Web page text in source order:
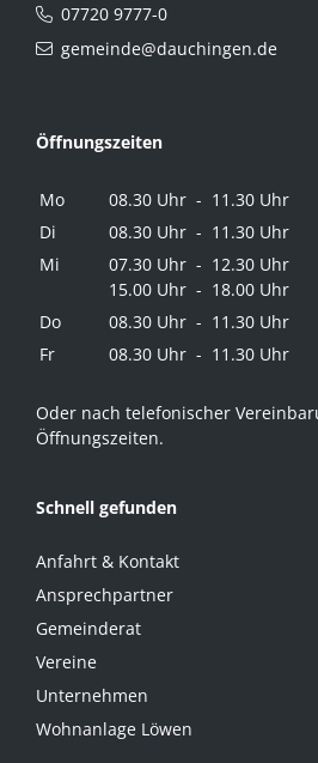
07720 9777-0
gemeinde@dauchingen.de
Öffnungszeiten
Mo
08.30 Uhr - 11.30 Uhr
Di
08.30 Uhr - 11.30 Uhr
Mi
07.30 Uhr - 12.30 Uhr
15.00 Uhr - 18.00 Uhr
Do
08.30 Uhr - 11.30 Uhr
Fr
08.30 Uhr - 11.30 Uhr
Oder nach telefonischer
Öffnungszeiten.
Schnell gefunden
Anfahrt & Kontakt
Ansprechpartner
Gemeinderat
Vereine
Unternehmen
Wohnanlage Löwen